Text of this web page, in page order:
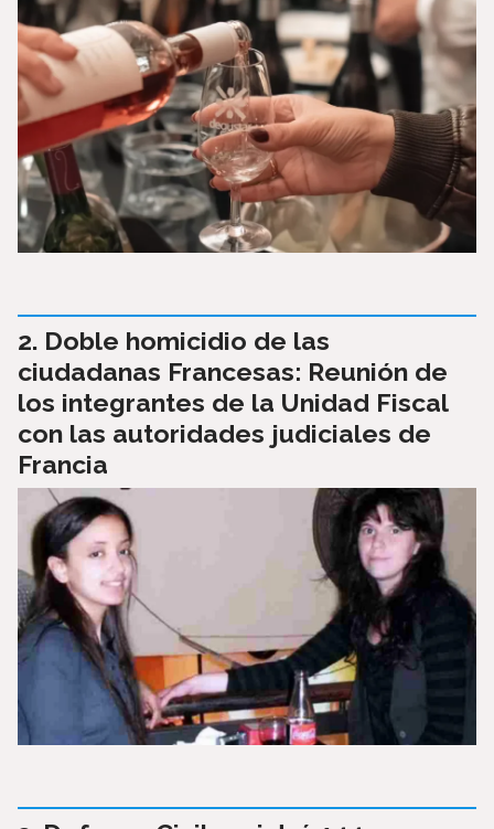
Doble homicidio de las
ciudadanas Francesas: Reunión de
los integrantes de la Unidad Fiscal
con las autoridades judiciales de
Francia